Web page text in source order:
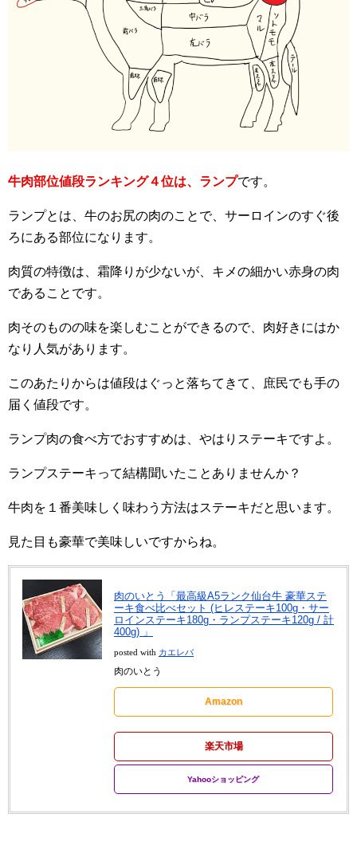
牛肉部位値段ランキング４位は、ランプです。
ランプとは、牛のお尻の肉のことで、サーロインのすぐ後
ろにある部位になります。
肉質の特徴は、霜降りが少ないが、キメの細かい赤身の肉
であることです。
肉そのものの味を楽しむことができるので、肉好きにはか
なり人気があります。
このあたりからは値段はぐっと落ちてきて、庶民でも手の
届く値段です。
ランプ肉の食べ方でおすすめは、やはりステーキですよ。
ランプステーキって結構聞いたことありませんか？
牛肉を１番美味しく味わう方法はステーキだと思います。
見た目も豪華で美味しいですからね。
肉のいとう「最高級A5ランク仙台牛 豪華ステ
ーキ食べ比べセット (ヒレステーキ100g・サー
ロインステーキ180g・ランプステーキ120g / 計
400g) 」
posted with カエレバ
肉のいとう
Amazon
楽天市場
Yahooショッピング